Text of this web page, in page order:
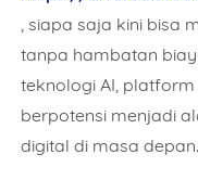
, siapa saja kini bisa
tanpa hambatan
teknologi AI, platform
berpotensi menjadi
digital di masa depan.